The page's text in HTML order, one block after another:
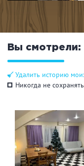
Вы смотрели:
Удалить историю
Никогда не